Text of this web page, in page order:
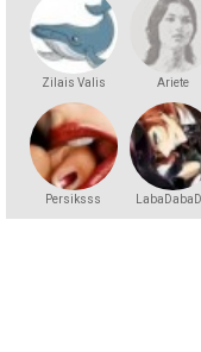
Zilais Valis Ariete
Persiksss